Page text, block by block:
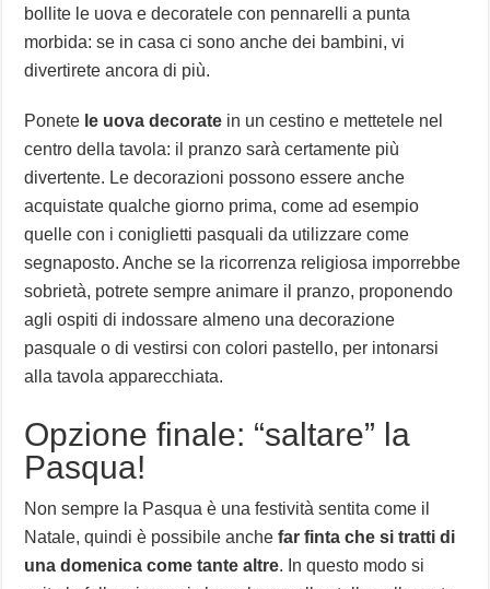
bollite le uova e decoratele con pennarelli a punta
morbida: se in casa ci sono anche dei bambini, vi
divertirete ancora di più.
Ponete le uova decorate in un cestino e mettetele nel
centro della tavola: il pranzo sarà certamente più
divertente. Le decorazioni possono essere anche
acquistate qualche giorno prima, come ad esempio
quelle con i coniglietti pasquali da utilizzare come
segnaposto. Anche se la ricorrenza religiosa imporrebbe
sobrietà, potrete sempre animare il pranzo, proponendo
agli ospiti di indossare almeno una decorazione
pasquale o di vestirsi con colori pastello, per intonarsi
alla tavola apparecchiata.
Opzione finale: “saltare” la
Pasqua!
Non sempre la Pasqua è una festività sentita come il
Natale, quindi è possibile anchefar finta che si tratti di
una domenica come tante altre. In questo modo si